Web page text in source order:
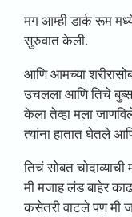
मग आम्ही डार्क रूम
सुरुवात केली.
आणि आमच्या
उचलला आणि तिचे बुब्स
केला तेव्हा मला
त्यांना हातात घेतले
तिचं सोबत
मी मजाह लंड बाहेर
कसेतरी वाटले पण मी